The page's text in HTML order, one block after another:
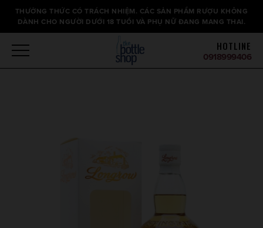
THƯỞNG THỨC CÓ TRÁCH NHIỆM. CÁC SẢN PHẨM RƯỢU KHÔNG
DÀNH CHO NGƯỜI DƯỚI 18 TUỔI VÀ PHỤ NỮ ĐANG MANG THAI.
HOTLINE
0918999406